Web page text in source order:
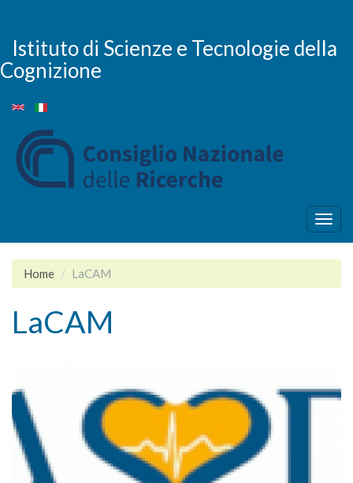
main
content
Istituto di Scienze e Tecnologie della
Cognizione
Home LaCAM
LaCAM